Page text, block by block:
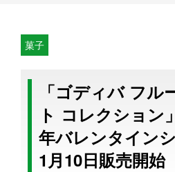
菓子
「ゴディバ フル
ト コレクション
年バレンタイン
1月10日販売開始